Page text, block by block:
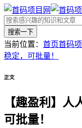
搜索一下
当前位置： 首页首码
稳定，可批量！
正文
【趣盈利】人
可批量！